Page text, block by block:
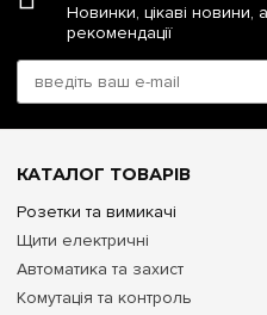
Новинки, цікаві новини,
рекомендації
КАТАЛОГ ТОВАРІВ
Розетки та вимикачі
Щити електричні
Автоматика та захист
Комутація та контроль